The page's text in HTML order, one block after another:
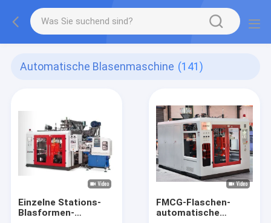
Automatische Blasenmaschine (141)
Einzelne Stations-
Blasformen-
FMCG-Flaschen-
automatische